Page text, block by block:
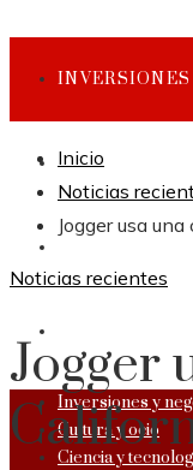
CULTURA Y
Inversiones y
Cultura y ocio
Ciencia y
Inicio
Noticias
Jogger usa
Noticias recientes
Jogger